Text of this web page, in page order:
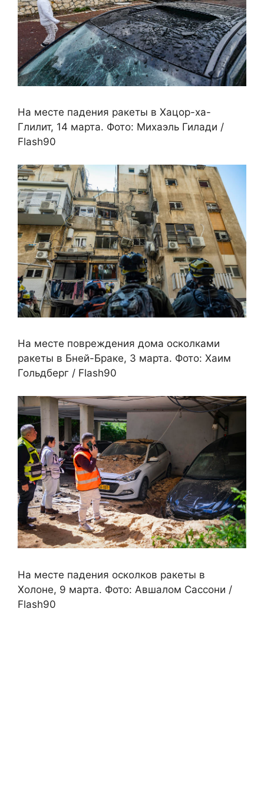
На месте падения ракеты в Хацор-ха-
Глилит, 14 марта. Фото: Михаэль Гилади /
Flash90
На месте повреждения дома осколками
ракеты в Бней-Браке, 3 марта. Фото: Хаим
Гольдберг / Flash90
На месте падения осколков ракеты в
Холоне, 9 марта. Фото: Авшалом Сассони /
Flash90